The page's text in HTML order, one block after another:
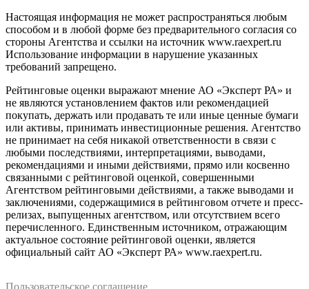
Настоящая информация не может распространяться любым
способом и в любой форме без предварительного согласия со
стороны Агентства и ссылки на источник www.raexpert.ru
Использование информации в нарушение указанных
требований запрещено.
Рейтинговые оценки выражают мнение АО «Эксперт РА» и
не являются установлением фактов или рекомендацией
покупать, держать или продавать те или иные ценные бумаги
или активы, принимать инвестиционные решения. Агентство
не принимает на себя никакой ответственности в связи с
любыми последствиями, интерпретациями, выводами,
рекомендациями и иными действиями, прямо или косвенно
связанными с рейтинговой оценкой, совершенными
Агентством рейтинговыми действиями, а также выводами и
заключениями, содержащимися в рейтинговом отчете и пресс-
релизах, выпущенных агентством, или отсутствием всего
перечисленного. Единственным источником, отражающим
актуальное состояние рейтинговой оценки, является
официальный сайт АО «Эксперт РА» www.raexpert.ru.
Пользовательское соглашение